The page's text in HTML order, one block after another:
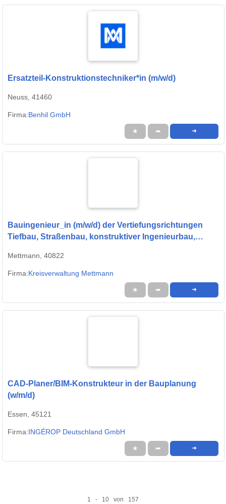
Ersatzteil-Konstruktionstechniker*in (m/w/d)
Neuss, 41460
Firma:Benhil GmbH
★ ➦ ➜
Bauingenieur_in (m/w/d) der Vertiefungsrichtungen
Tiefbau, Straßenbau, konstruktiver Ingenieurbau,
Wasserbau
Mettmann, 40822
Firma:Kreisverwaltung Mettmann
★ ➦ ➜
CAD-Planer/BIM-Konstrukteur in der Bauplanung
(w/m/d)
Essen, 45121
Firma:INGÉROP Deutschland GmbH
★ ➦ ➜
1 - 10 von 157